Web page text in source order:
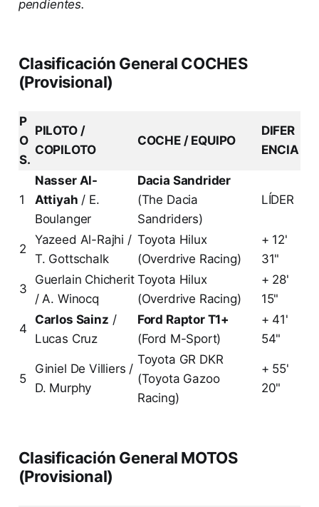
pendientes.
Clasificación General COCHES
(Provisional)
P
O
S.
PILOTO /
COPILOTO
COCHE / EQUIPO
DIFER
ENCIA
1
Nasser Al-
Attiyah / E.
Boulanger
Dacia Sandrider
(The Dacia
Sandriders)
LÍDER
2
Yazeed Al-Rajhi /
T. Gottschalk
Toyota Hilux
(Overdrive Racing)
+ 12'
31"
3
Guerlain Chicherit
/ A. Winocq
Toyota Hilux
(Overdrive Racing)
+ 28'
15"
4
Carlos Sainz /
Lucas Cruz
Ford Raptor T1+
(Ford M-Sport)
+ 41'
54"
5
Giniel De Villiers /
D. Murphy
Toyota GR DKR
(Toyota Gazoo
Racing)
+ 55'
20"
Clasificación General MOTOS
(Provisional)